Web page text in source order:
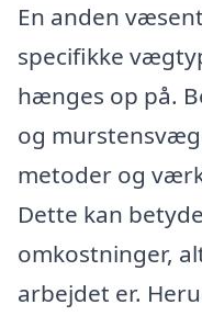
En anden
specifikke
hænges op på.
og
metoder og
Dette kan
omkostninger,
arbejdet er.